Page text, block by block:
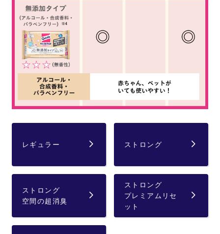
レギュラー ストロング
ストロング
空間の超消臭
ストロング
プレミアムリセ
ット